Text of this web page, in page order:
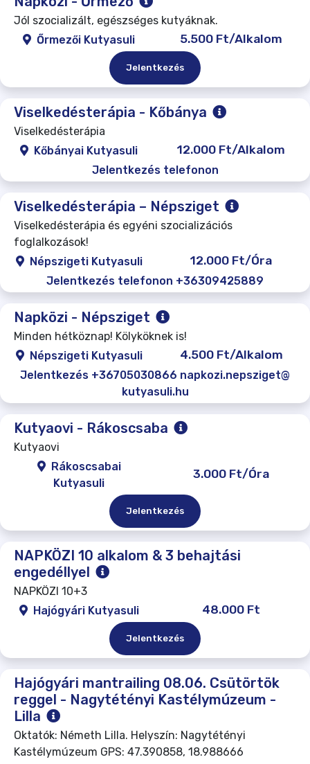
Jól szocializált, egészséges kutyáknak.
Őrmezői Kutyasuli
5.500 Ft/Alkalom
Jelentkezés
Viselkedésterápia - Kőbánya
Viselkedésterápia
Kőbányai Kutyasuli
12.000 Ft/Alkalom
Jelentkezés telefonon
Viselkedésterápia – Népsziget
Viselkedésterápia és egyéni szocializációs
foglalkozások!
Népszigeti Kutyasuli
12.000 Ft/Óra
Jelentkezés telefonon +36309425889
Napközi - Népsziget
Minden hétköznap! Kölyköknek is!
Népszigeti Kutyasuli
4.500 Ft/Alkalom
Jelentkezés +36705030866 napkozi.nepsziget@
kutyasuli.hu
Kutyaovi - Rákoscsaba
Kutyaovi
Rákoscsabai
Kutyasuli
3.000 Ft/Óra
Jelentkezés
NAPKÖZI 10 alkalom & 3 behajtási
engedéllyel
NAPKÖZI 10+3
Hajógyári Kutyasuli
48.000 Ft
Jelentkezés
Hajógyári mantrailing 08.06. Csütörtök
reggel - Nagytétényi Kastélymúzeum -
Lilla
Oktatók: Németh Lilla. Helyszín: Nagytétényi
Kastélymúzeum GPS: 47.390858, 18.988666